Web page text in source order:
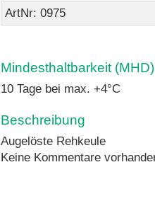
ArtNr: 0975
Mindesthaltbarkeit (MHD)
10 Tage bei max. +4°C
Beschreibung
Augelöste Rehkeule
Keine Kommentare